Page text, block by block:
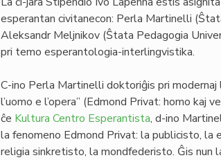
esperantan civitanecon: Perla Martinelli
Aleksandr Meljnikov (Ŝtata Pedagogia
pri temo esperantologia-interlingvistika.
C-ino Perla Martinelli doktoriĝis pri
l’uomo e l’opera” (Edmond Privat: homo kaj
ĉe Kultura Centro Esperantista, d-ino
la fenomeno Edmond Privat: la publicisto, la
religia sinkretisto, la mondfederisto. Ĝis